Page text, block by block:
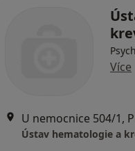
Více
U nemocnice 504/1,
Ústav hematologie a